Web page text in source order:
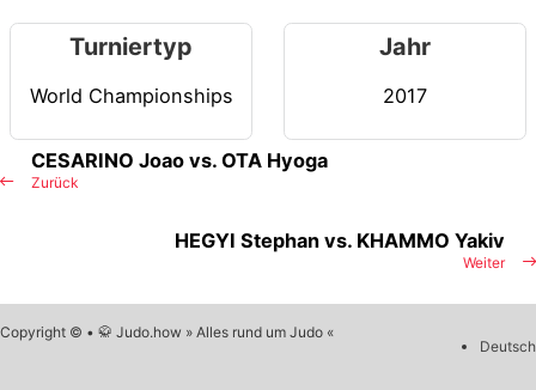
Turniertyp
World Championships
Jahr
2017
Zurück
CESARINO Joao vs. OTA Hyoga
Weiter
HEGYI Stephan vs. KHAMMO Yakiv
Copyright © • 🥋 Judo.how » Alles rund um Judo «
Deutsch